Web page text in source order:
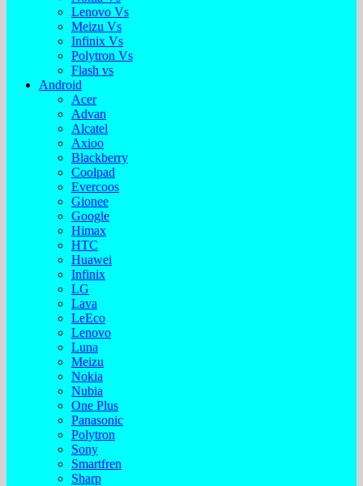
Lenovo Vs
Meizu Vs
Infinix Vs
Polytron Vs
Flash vs
Android
Acer
Advan
Alcatel
Axioo
Blackberry
Coolpad
Evercoos
Gionee
Google
Himax
HTC
Huawei
Infinix
LG
Lava
LeEco
Lenovo
Luna
Meizu
Nokia
Nubia
One Plus
Panasonic
Polytron
Sony
Smartfren
Sharp